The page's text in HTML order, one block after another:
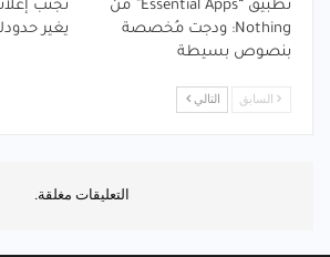
تطبيق “Essential Apps” من
Nothing: ودجت مُخصصة
بنصوص بسيطة
يغير
السابق التالي
التعليقات مغلقة.